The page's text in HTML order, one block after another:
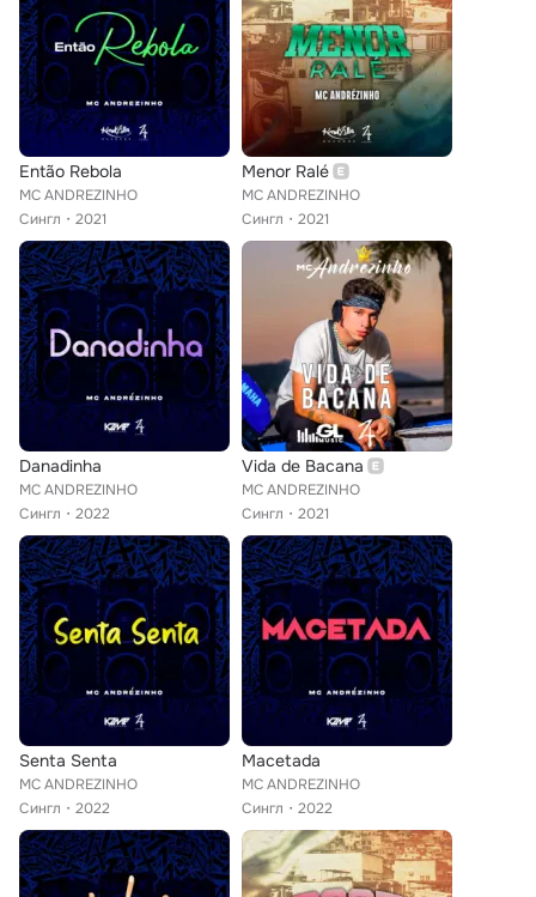
Então Rebola
MC ANDREZINHO
Сингл
2021
Menor Ralé
MC ANDREZINHO
Сингл
2021
Danadinha
MC ANDREZINHO
Сингл
2022
Vida de Bacana
MC ANDREZINHO
Сингл
2021
Senta Senta
MC ANDREZINHO
Сингл
2022
Macetada
MC ANDREZINHO
Сингл
2022